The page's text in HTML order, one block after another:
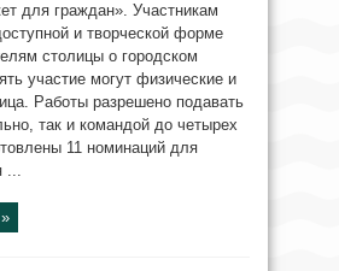
для граждан». Участникам
и творческой форме
столицы о городском
участие могут физические и
Работы разрешено подавать
так и командой до четырех
11 номинаций для
...